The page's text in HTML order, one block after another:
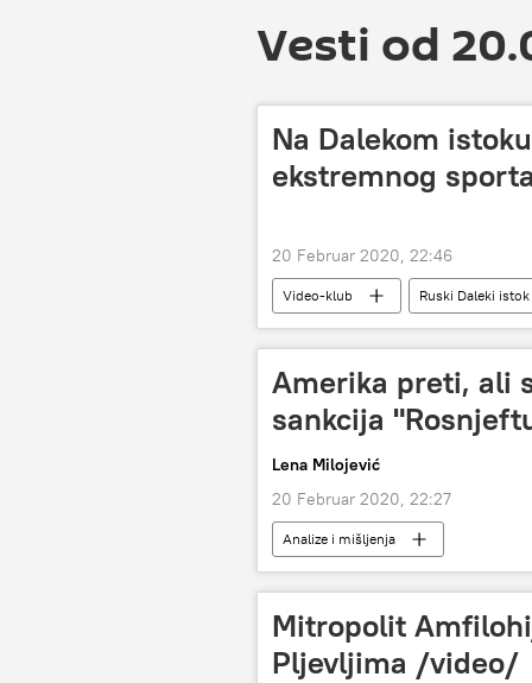
Vesti od
Na Dalekom
ekstremnog
20 Februar 2020, 22:46
Video-klub Ruski Daleki istok
Amerika preti, ali
sankcija
Lena Milojević
20 Februar 2020, 22:27
Analize i mišljenja
Mitropolit
Pljevljima /video/